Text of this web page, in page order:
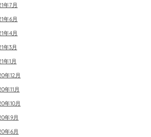
年7月
年6月
年4月
年3月
年1月
年12月
年11月
年10月
年9月
年6月